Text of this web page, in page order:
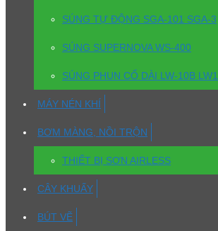
SÚNG TỰ ĐỘNG SGA-101 SGA-3
SÚNG SUPERNOVA WS-400
SÚNG PHUN CỔ DÀI LW-10B LW1
MÁY NÉN KHÍ
BƠM MÀNG, NỒI TRỘN
THIẾT BỊ SƠN AIRLESS
CÂY KHUẤY
BÚT VẼ